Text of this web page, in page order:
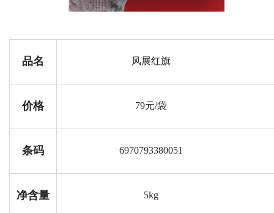
品名 风展红旗
价格 79元/袋
条码 6970793380051
净含量 5kg